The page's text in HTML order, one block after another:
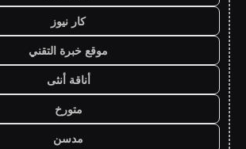
كار نيوز
موقع خبرة التقني
أناقة أنثى
متورخ
مدسن